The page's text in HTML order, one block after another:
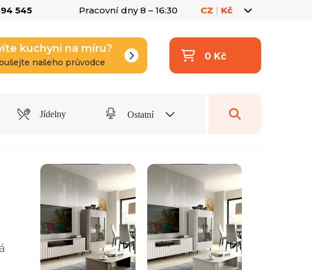
545 Pracovní dny 8 – 16:30 CZ | Kč
kuchyni na míru?
našeho průvodce
0 Kč
Jídelny Ostatní